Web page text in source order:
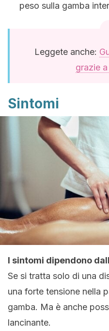
peso sulla gamba
Leggete anche:
grazie
Sintomi
I sintomi dipendono
Se si tratta solo di una
una forte tensione nella
gamba. Ma è anche
lancinante.